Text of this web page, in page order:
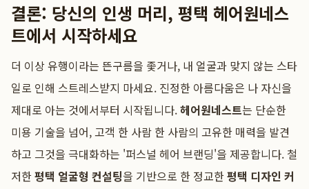
결론: 당신의 인생 머리, 평택 헤어원네스
트에서 시작하세요
더 이상 유행이라는 뜬구름을 좇거나, 내 얼굴과 맞지 않는 스타
일로 인해 스트레스받지 마세요. 진정한 아름다움은 나 자신을
제대로 아는 것에서부터 시작됩니다.헤어원네스트는 단순한
미용 기술을 넘어, 고객 한 사람 한 사람의 고유한 매력을 발견
하고 그것을 극대화하는 '퍼스널 헤어 브랜딩'을 제공합니다. 철
저한평택 얼굴형 컨설팅을 기반으로 한 정교한평택 디자인 커